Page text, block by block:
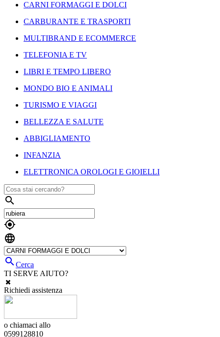
CARNI FORMAGGI E DOLCI
CARBURANTE E TRASPORTI
MULTIBRAND E ECOMMERCE
TELEFONIA E TV
LIBRI E TEMPO LIBERO
MONDO BIO E ANIMALI
TURISMO E VIAGGI
BELLEZZA E SALUTE
ABBIGLIAMENTO
INFANZIA
ELETTRONICA OROLOGI E GIOIELLI



Cerca
TI SERVE AIUTO?
Richiedi assistenza
o chiamaci allo
0599128810